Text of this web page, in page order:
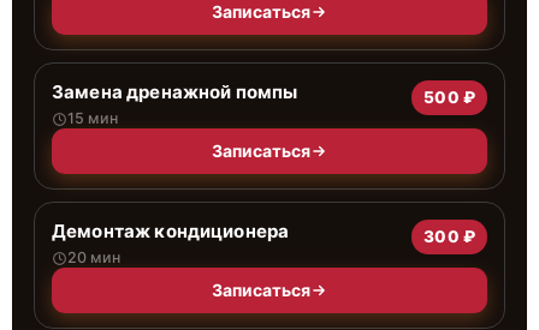
Записаться
Замена дренажной помпы
15 мин
500 ₽
Записаться
Демонтаж кондиционера
20 мин
300 ₽
Записаться